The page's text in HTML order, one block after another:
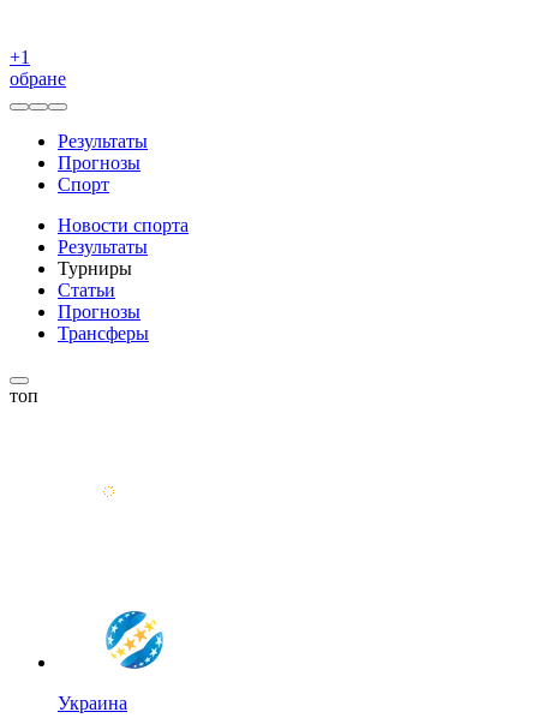
+1
обране
Результаты
Прогнозы
Спорт
Новости спорта
Результаты
Турниры
Статьи
Прогнозы
Трансферы
топ
Украина